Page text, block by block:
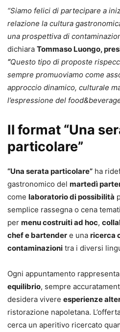
“Siamo felici di partecipare a
relazione la cultura
una prospettiva di
dichiara Tommaso Luongo,
“Questo tipo di proposte
sempre promuoviamo come
approccio dinamico, culturale
l’espressione del
Il format “Una
particolare”
“Una serata particolare” ha
gastronomico del martedì
come laboratorio di possibilità
semplice rassegna o cena
per menu costruiti ad hoc,
chef e bartender e una ricerca
contaminazioni tra i diversi
Ogni appuntamento
equilibrio, sempre
desidera vivere esperienze
ristorazione napoletana.
cerca un aperitivo ricercato